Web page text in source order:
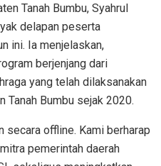
Tanah Bumbu, Syahrul
delapan peserta
ini. Ia menjelaskan,
berjenjang dari
yang telah dilaksanakan
Tanah Bumbu sejak 2020.
secara offline. Kami berharap
pemerintah daerah